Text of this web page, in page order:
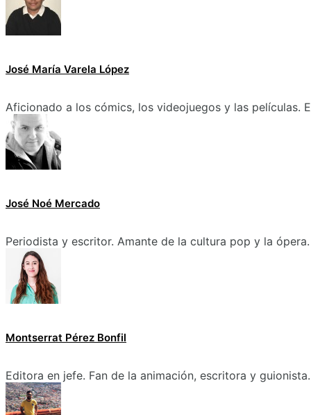
José María Varela López
Aficionado a los cómics, los videojuegos y las películas.
José Noé Mercado
Periodista y escritor. Amante de la cultura pop y la ópera.
Montserrat Pérez Bonfil
Editora en jefe. Fan de la animación, escritora y guionista.